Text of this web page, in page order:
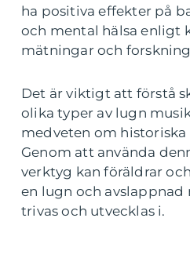
ha positiva effekter på
och mental hälsa enligt
mätningar och
Det är viktigt att förstå
olika typer av lugn
medveten om
Genom att använda
verktyg kan föräldrar
en lugn och
trivas och utvecklas i.